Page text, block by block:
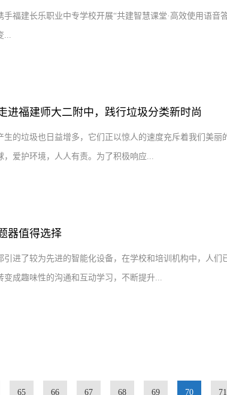
手福建长乐职业中专学校开展“共建智慧课堂·高效使用语音
...
进福建师大二附中，践行垃圾分类新时尚
生的垃圾也日益增多，它们正以惊人的速度充斥着我们美
爱护环境，人人有责。为了积极响应...
器值得选择
引进了较为先进的智能化设备，在学校和培训机构中，人
变成趣味性的沟通和互动学习，不断提升...
65 66 67 68 69 70 71